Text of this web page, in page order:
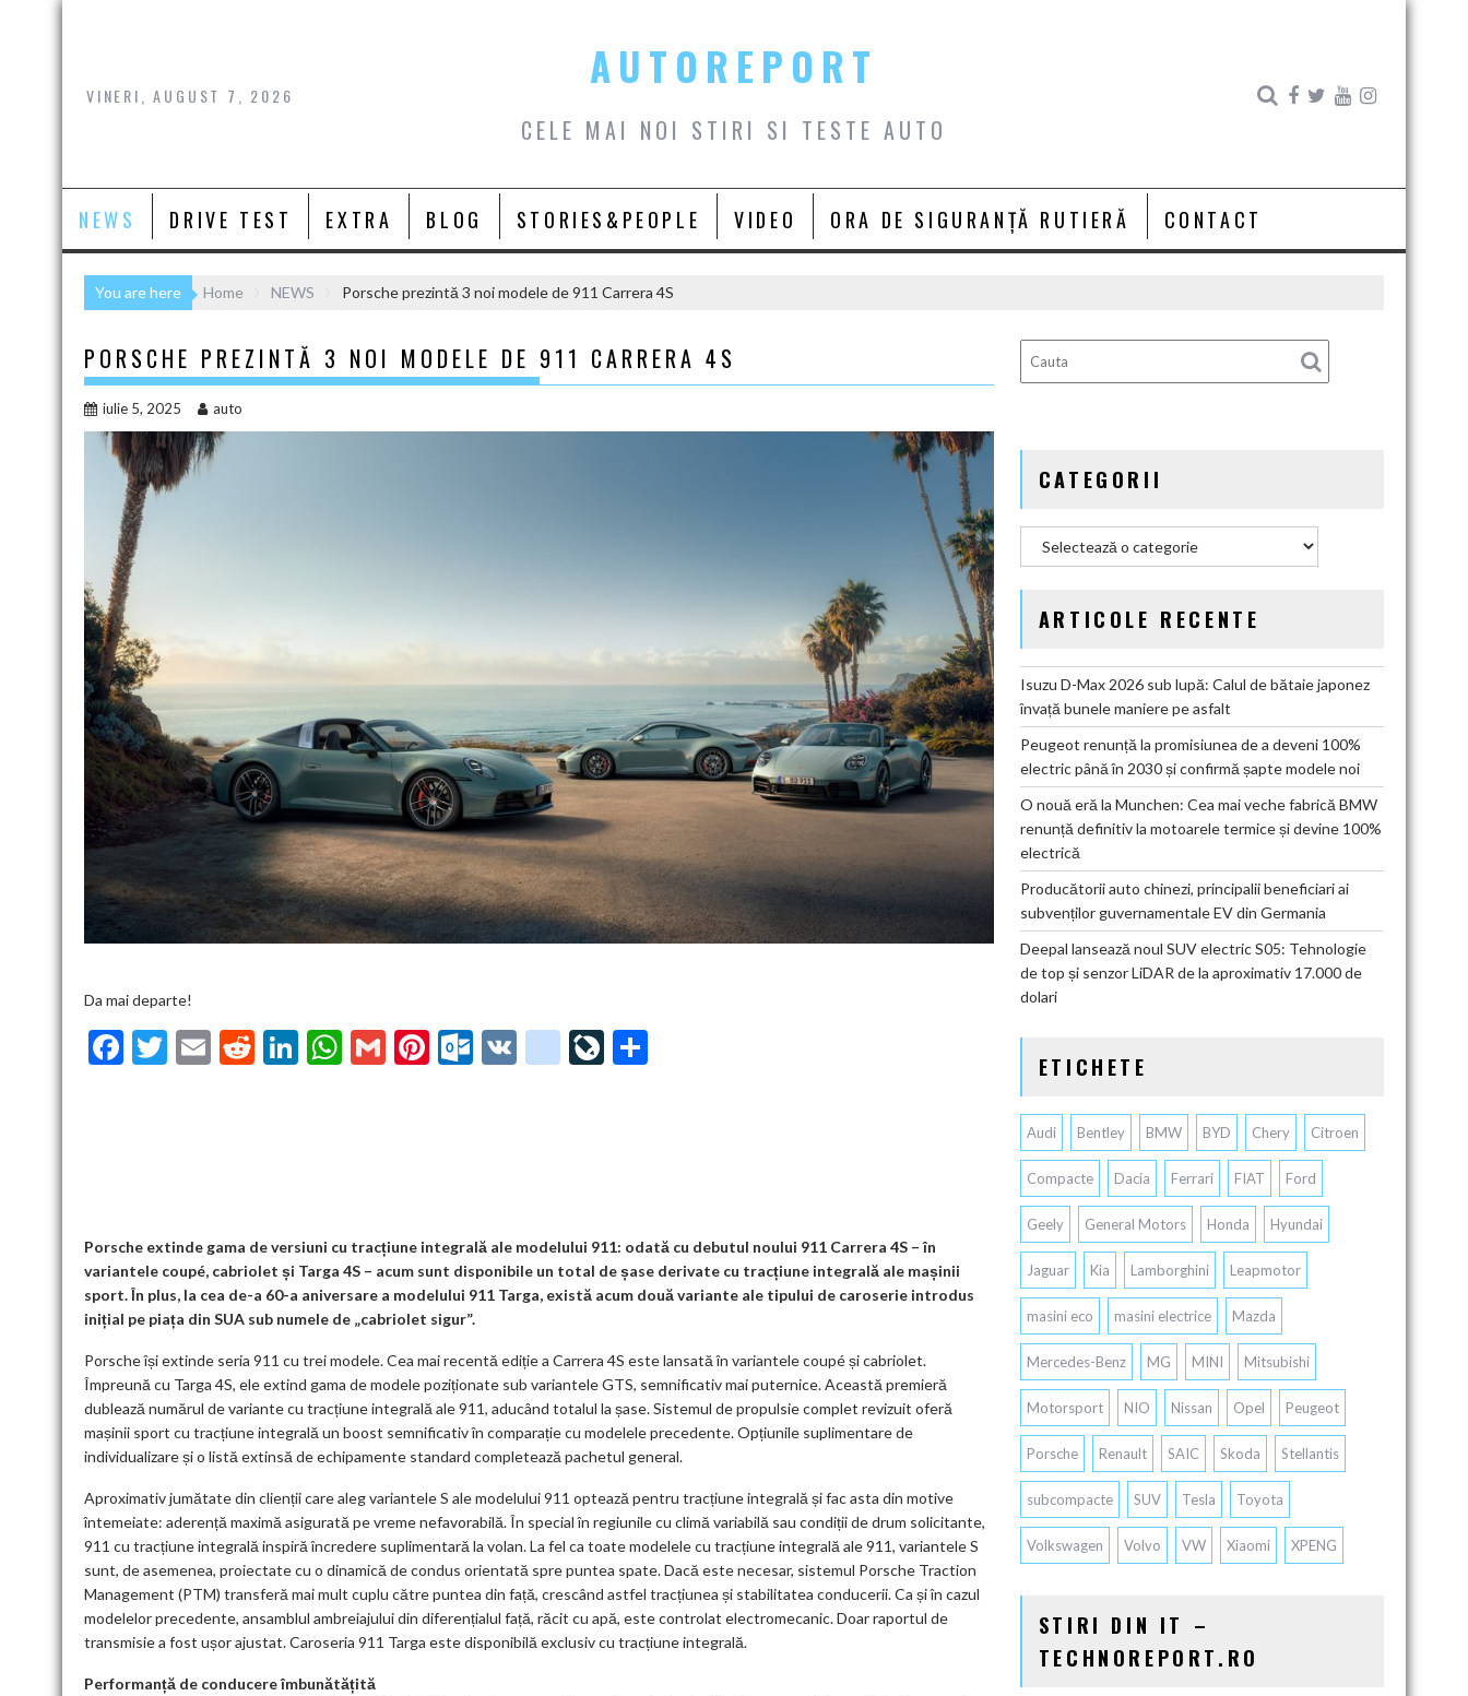
Skip
VINERI, AUGUST 7, 2026
AUTOREPORT
CELE MAI NOI STIRI SI TESTE AUTO
NEWS DRIVE TEST EXTRA BLOG STORIES&PEOPLE VIDEO ORA DE SIGURANȚĂ RUTIERĂ CONTACT
You are here Home NEWS Porsche prezintă 3 noi modele de 911 Carrera 4S
PORSCHE PREZINTĂ 3 NOI MODELE DE 911 CARRERA 4S
iulie 5, 2025 auto
Da mai departe!
F
k
T
E
R
Li W
p
G
Pi O
m
V
g
o
o
m
ar
ks
Li
Porsche extinde gama de versiuni cu tracțiune integrală ale modelului 911: odată cu debutul noului 911 Carrera 4S – în
variantele coupé, cabriolet și Targa 4S – acum sunt disponibile un total de șase derivate cu tracțiune integrală ale mașinii
sport. În plus, la cea de-a 60-a aniversare a modelului 911 Targa, există acum două variante ale tipului de caroserie introdus
inițial pe piața din SUA sub numele de „cabriolet sigur”.
Porsche își extinde seria 911 cu trei modele. Cea mai recentă ediție a Carrera 4S este lansată în variantele coupé și cabriolet.
Împreună cu Targa 4S, ele extind gama de modele poziționate sub variantele GTS, semnificativ mai puternice. Această premieră
dublează numărul de variante cu tracțiune integrală ale 911, aducând totalul la șase. Sistemul de propulsie complet revizuit oferă
mașinii sport cu tracțiune integrală un boost semnificativ în comparație cu modelele precedente. Opțiunile suplimentare de
individualizare și o listă extinsă de echipamente standard completează pachetul general.
Aproximativ jumătate din clienții care aleg variantele S ale modelului 911 optează pentru tracțiune integrală și fac asta din motive
întemeiate: aderență maximă asigurată pe vreme nefavorabilă. În special în regiunile cu climă variabilă sau condiții de drum solicitante,
911 cu tracțiune integrală inspiră încredere suplimentară la volan. La fel ca toate modelele cu tracțiune integrală ale 911, variantele S
sunt, de asemenea, proiectate cu o dinamică de condus orientată spre puntea spate. Dacă este necesar, sistemul Porsche Traction
Management (PTM) transferă mai mult cuplu către puntea din față, crescând astfel tracțiunea și stabilitatea conducerii. Ca și în cazul
modelelor precedente, ansamblul ambreiajului din diferențialul față, răcit cu apă, este controlat electromecanic. Doar raportul de
transmisie a fost ușor ajustat. Caroseria 911 Targa este disponibilă exclusiv cu tracțiune integrală.
Performanță de conducere îmbunătățită
CATEGORII
ARTICOLE RECENTE
Isuzu D-Max 2026 sub lupă: Calul de bătaie japonez
învață bunele maniere pe asfalt
Peugeot renunță la promisiunea de a deveni 100%
electric până în 2030 și confirmă șapte modele noi
O nouă eră la Munchen: Cea mai veche fabrică BMW
renunță definitiv la motoarele termice și devine 100%
electrică
Producătorii auto chinezi, principalii beneficiari ai
subvenților guvernamentale EV din Germania
Deepal lansează noul SUV electric S05: Tehnologie
de top și senzor LiDAR de la aproximativ 17.000 de
dolari
ETICHETE
Audi Bentley BMW BYD Chery Citroen
Compacte Dacia Ferrari FIAT Ford
Geely General Motors Honda Hyundai
Jaguar Kia Lamborghini Leapmotor
masini eco masini electrice Mazda
Mercedes-Benz MG MINI Mitsubishi
Motorsport NIO Nissan Opel Peugeot
Porsche Renault SAIC Skoda Stellantis
subcompacte SUV Tesla Toyota
Volkswagen Volvo VW Xiaomi XPENG
STIRI DIN IT –
TECHNOREPORT.RO